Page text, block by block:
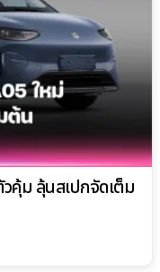
คุ้ม ลุ้นสเปกจัดเต็ม